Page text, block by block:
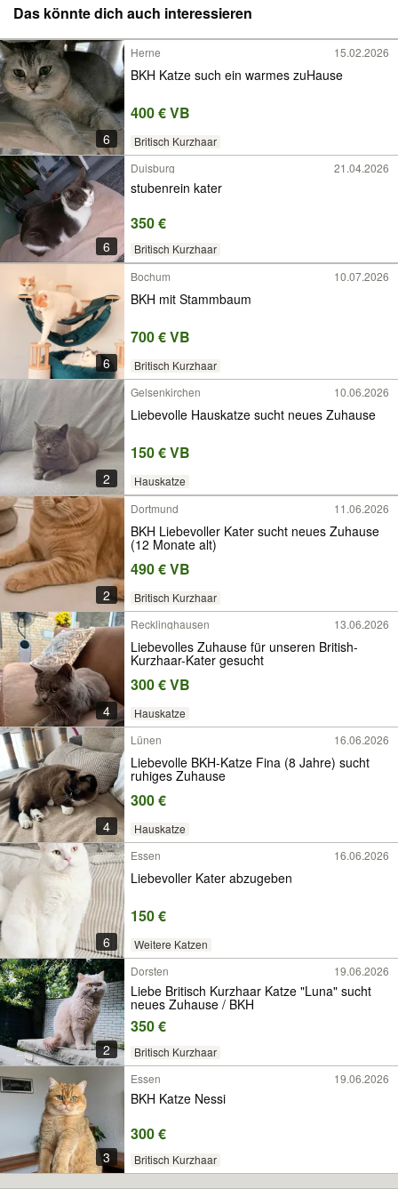
Das könnte dich auch interessieren
6
Herne 15.02.2026
BKH Katze such ein warmes zuHause
400 € VB
Britisch Kurzhaar
6
Duisburg 21.04.2026
stubenrein kater
350 €
Britisch Kurzhaar
6
Bochum 10.07.2026
BKH mit Stammbaum
700 € VB
Britisch Kurzhaar
2
Gelsenkirchen 10.06.2026
Liebevolle Hauskatze sucht neues Zuhause
150 € VB
Hauskatze
2
Dortmund 11.06.2026
BKH Liebevoller Kater sucht neues Zuhause
(12 Monate alt)
490 € VB
Britisch Kurzhaar
4
Recklinghausen 13.06.2026
Liebevolles Zuhause für unseren British-
Kurzhaar-Kater gesucht
300 € VB
Hauskatze
4
Lünen 16.06.2026
Liebevolle BKH-Katze Fina (8 Jahre) sucht
ruhiges Zuhause
300 €
Hauskatze
6
Essen 16.06.2026
Liebevoller Kater abzugeben
150 €
Weitere Katzen
2
Dorsten 19.06.2026
Liebe Britisch Kurzhaar Katze "Luna" sucht
neues Zuhause / BKH
350 €
Britisch Kurzhaar
3
Essen 19.06.2026
BKH Katze Nessi
300 €
Britisch Kurzhaar